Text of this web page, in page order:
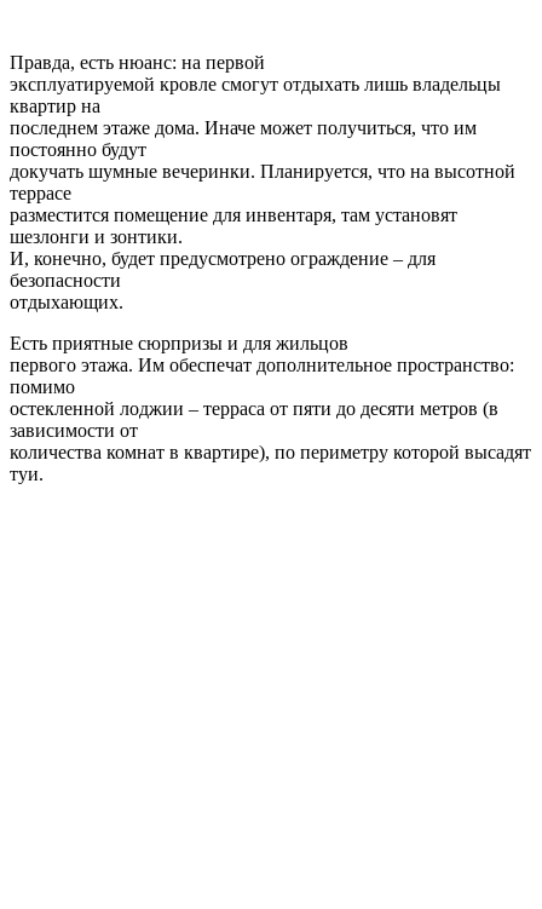
Правда, есть нюанс: на первой
эксплуатируемой кровле смогут отдыхать лишь владельцы
квартир на
последнем этаже дома. Иначе может получиться, что им
постоянно будут
докучать шумные вечеринки. Планируется, что на высотной
террасе
разместится помещение для инвентаря, там установят
шезлонги и зонтики.
И, конечно, будет предусмотрено ограждение – для
безопасности
отдыхающих.
Есть приятные сюрпризы и для жильцов
первого этажа. Им обеспечат дополнительное пространство:
помимо
остекленной лоджии – терраса от пяти до десяти метров (в
зависимости от
количества комнат в квартире), по периметру которой высадят
туи.